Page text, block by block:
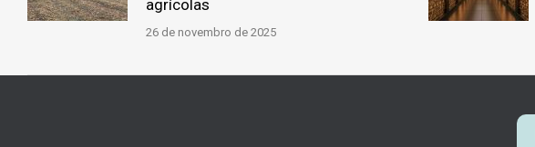
agrícolas
26 de novembro de 2025